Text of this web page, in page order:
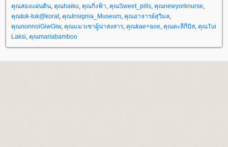
คุณสองแผ่นดิน, คุณhaiku, คุณกิ่งฟ้า, คุณSweet_pills, คุณnewyorknurse,
คุณtuk-tuk@korat, คุณInsignia_Museum, คุณอาจารย์สุวิมล,
คุณnonnoiGiwGiw, คุณแมวเซาผู้น่าสงสาร, คุณkae+aoe, คุณตะลีกีปัส, คุณTui
Laksi, คุณmariabamboo